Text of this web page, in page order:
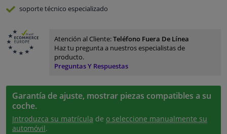
soporte técnico especializado
Atención al Cliente:Teléfono Fuera De Línea
Haz tu pregunta a nuestros especialistas de
producto.
Preguntas Y Respuestas
Garantía de ajuste, mostrar piezas compatibles a su
coche.
Introduzca su matrícula de o seleccione manualmente su
automóvil.